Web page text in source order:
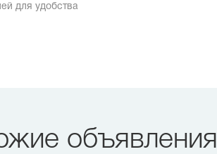
для удобства
объявления